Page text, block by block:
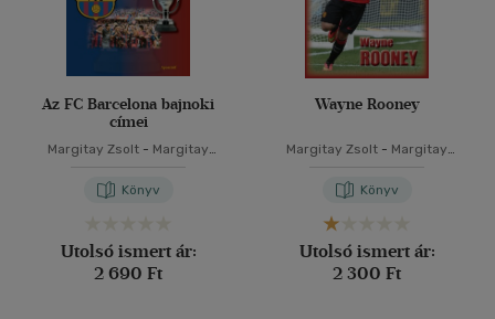
Az FC Barcelona bajnoki
címei
Margitay Zsolt - Margitay
Könyv
Utolsó ismert ár:
2 690 Ft
Wayne Rooney
Margitay Zsolt - Margitay
Könyv
Utolsó ismert ár:
2 300 Ft